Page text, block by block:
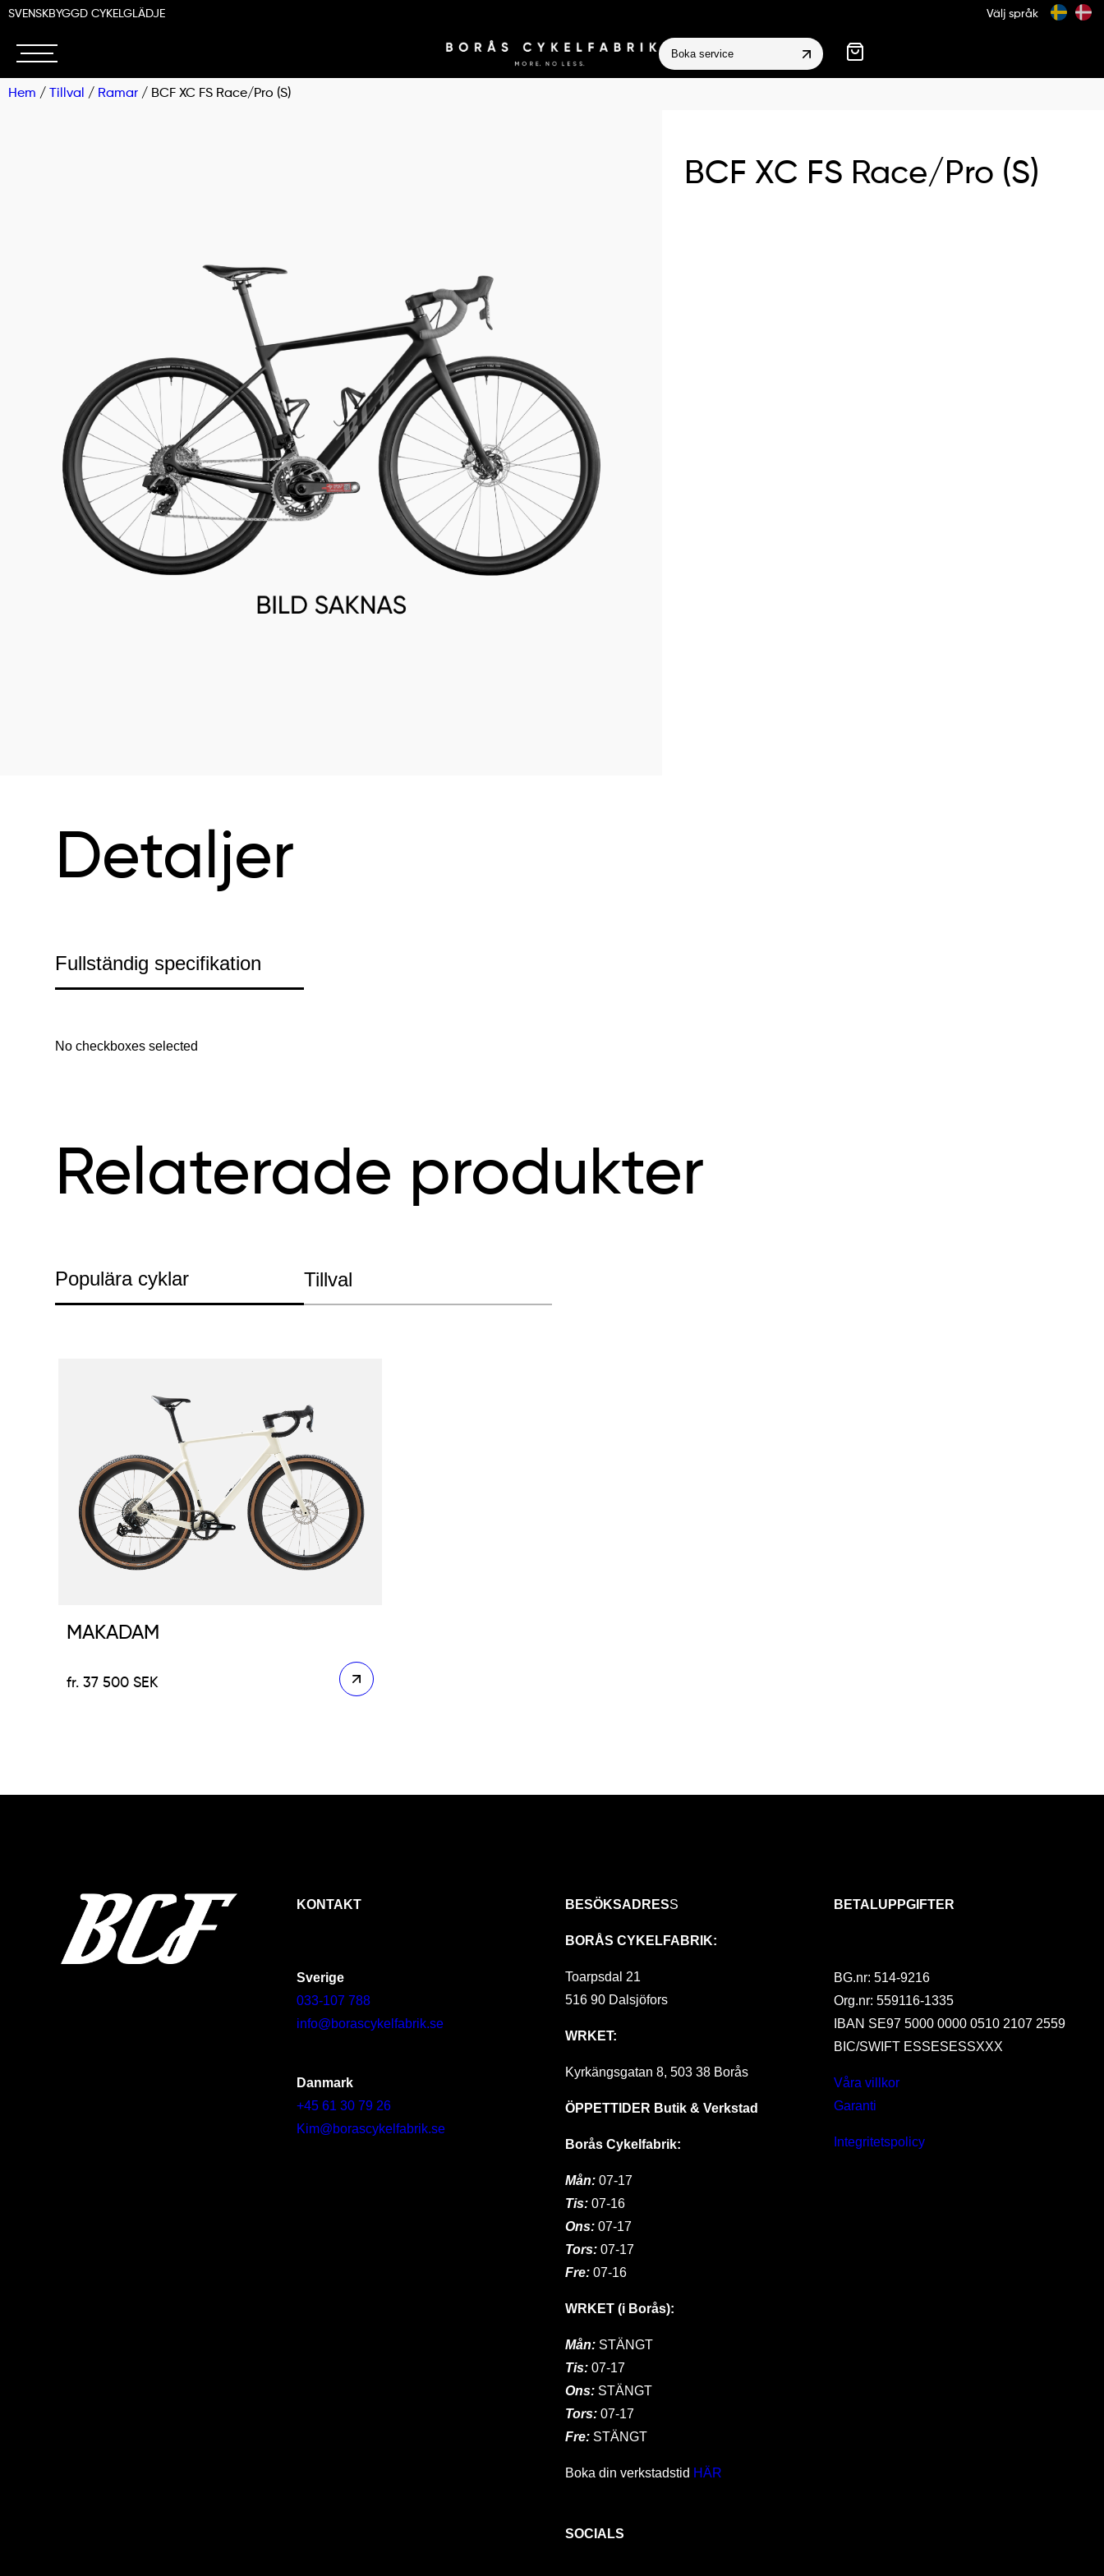
SVENSKBYGGD CYKELGLÄDJE Välj språk
Boka service
Hem / Tillval / Ramar / BCF XC FS Race/Pro (S)
BCF XC FS Race/Pro (S)
Detaljer
Fullständig specifikation
No checkboxes selected
Relaterade produkter
Populära cyklar Tillval
MAKADAM
37 500SEK
KONTAKT
Sverige
033-107 788
info@borascykelfabrik.se
Danmark
+45 61 30 79 26
Kim@borascykelfabrik.se
BESÖKSADRESS
BORÅS CYKELFABRIK:
Toarpsdal 21
516 90 Dalsjöfors
WRKET:
Kyrkängsgatan 8, 503 38 Borås
ÖPPETTIDER Butik & Verkstad
Borås Cykelfabrik:
Mån: 07-17
Tis: 07-16
Ons:07-17
Tors: 07-17
Fre: 07-16
WRKET (i Borås):
Mån: STÄNGT
Tis: 07-17
Ons:STÄNGT
Tors: 07-17
Fre: STÄNGT
Boka din verkstadstid HÄR
SOCIALS
BETALUPPGIFTER
BG.nr: 514-9216
Org.nr: 559116-1335
IBAN SE97 5000 0000 0510 2107 2559
BIC/SWIFT ESSESESSXXX
Våra villkor
Garanti
Integritetspolicy